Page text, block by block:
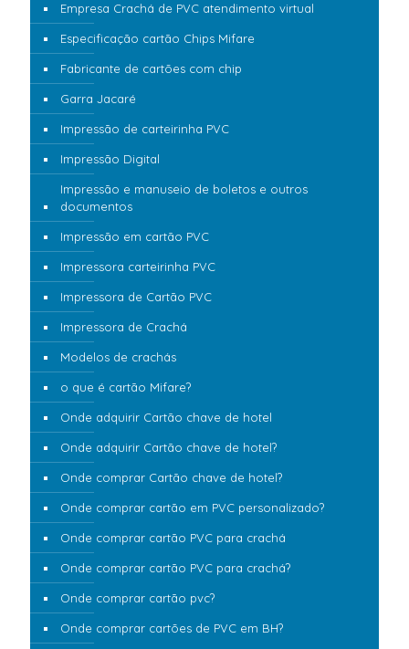
Empresa Crachá de PVC atendimento virtual
Especificação cartão Chips Mifare
Fabricante de cartões com chip
Garra Jacaré
Impressão de carteirinha PVC
Impressão Digital
Impressão e manuseio de boletos e outros
documentos
Impressão em cartão PVC
Impressora carteirinha PVC
Impressora de Cartão PVC
Impressora de Crachá
Modelos de crachás
o que é cartão Mifare?
Onde adquirir Cartão chave de hotel
Onde adquirir Cartão chave de hotel?
Onde comprar Cartão chave de hotel?
Onde comprar cartão em PVC personalizado?
Onde comprar cartão PVC para crachá
Onde comprar cartão PVC para crachá?
Onde comprar cartão pvc?
Onde comprar cartões de PVC em BH?